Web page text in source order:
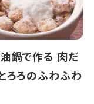
鍋で作る 肉だ
ろろのふわふわ